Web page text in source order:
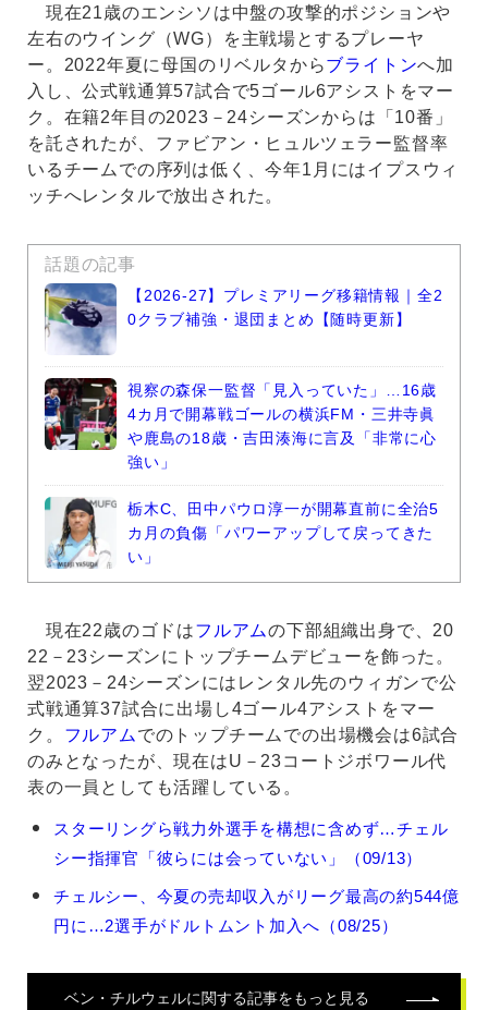
現在21歳のエンシソは中盤の攻撃的ポジションや
左右のウイング（WG）を主戦場とするプレーヤ
ー。2022年夏に母国のリベルタからブライトンへ加
入し、公式戦通算57試合で5ゴール6アシストをマー
ク。在籍2年目の2023－24シーズンからは「10番」
を託されたが、ファビアン・ヒュルツェラー監督率
いるチームでの序列は低く、今年1月にはイプスウィ
ッチへレンタルで放出された。
話題の記事
【2026-27】プレミアリーグ移籍情報｜全2
0クラブ補強・退団まとめ【随時更新】
視察の森保一監督「見入っていた」…16歳
4カ月で開幕戦ゴールの横浜FM・三井寺眞
や鹿島の18歳・吉田湊海に言及「非常に心
強い」
栃木C、田中パウロ淳一が開幕直前に全治5
カ月の負傷「パワーアップして戻ってきた
い」
現在22歳のゴドはフルアムの下部組織出身で、20
22－23シーズンにトップチームデビューを飾った。
翌2023－24シーズンにはレンタル先のウィガンで公
式戦通算37試合に出場し4ゴール4アシストをマー
ク。 フルアムでのトップチームでの出場機会は6試合
のみとなったが、現在はU－23コートジボワール代
表の一員としても活躍している。
ベ
ル
の
スターリングら戦力外選手を構想に含めず…チェル
シー指揮官「彼らには会っていない」（09/13）
チェルシー、今夏の売却収入がリーグ最高の約544億
円に…2選手がドルトムント加入へ（08/25）
ベン・チルウェルに関する記事をもっと見る